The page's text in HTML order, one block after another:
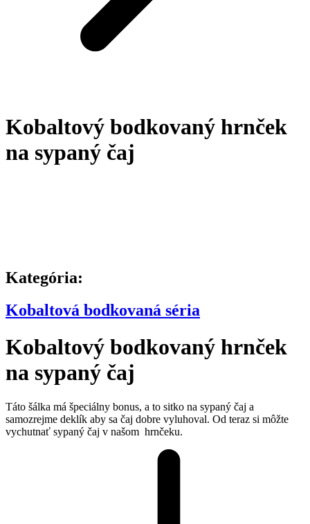
Kobaltový bodkovaný hrnček
na sypaný čaj
Kategória:
Kobaltová bodkovaná séria
Kobaltový bodkovaný hrnček
na sypaný čaj
Táto šálka má špeciálny bonus, a to sitko na sypaný čaj a
samozrejme deklík aby sa čaj dobre vyluhoval. Od teraz si môžte
vychutnať sypaný čaj v našom hrnčeku.